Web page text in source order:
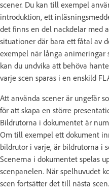
scener. Du kan till exempel
introduktion, ett
det finns en del nackdelar med
situationer där bara ett fåtal av
exempel när långa animeringar
kan du undvika att behöva
varje scen sparas i en enskild
Att använda scener är ungefär
för att skapa en större
Bildrutorna i dokumentet är
Om till exempel ett dokument
bildrutor i varje, är bildrutorna i
Scenerna i dokumentet spelas
scenpanelen. När spelhuvudet
scen fortsätter det till nästa scen.